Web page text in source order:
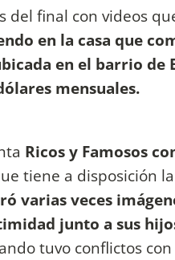
del final con videos
en la casa que
en el barrio de
mensuales.
Ricos y Famosos
tiene a disposición
varias veces
junto a sus
tuvo conflictos